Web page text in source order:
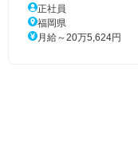
正社員
福岡県
月給～20万5,624円